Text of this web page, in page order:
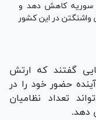
سوریه کاهش دهد و
واشنگتن در این کشور
گفتند که ارتش
حضور خود را در
تعداد نظامیان
دهد.